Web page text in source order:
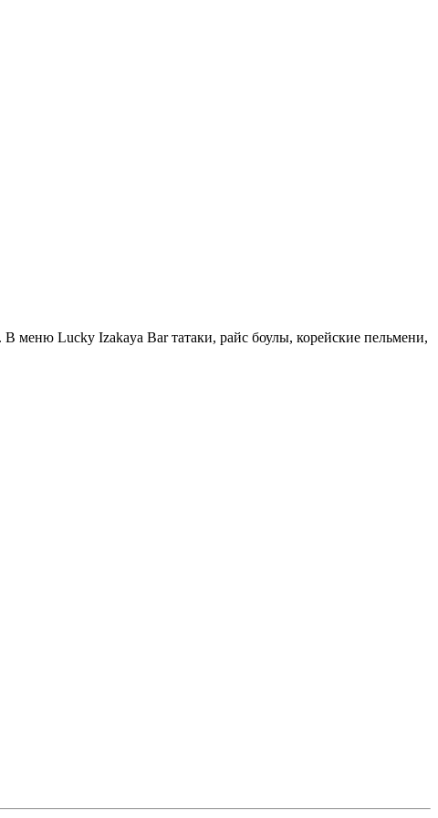
В меню Lucky Izakaya Bar татаки, райс боулы, корейские пельмени,